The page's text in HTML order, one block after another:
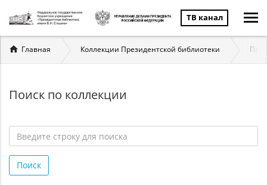
ТВ канал
Вы
здесь
Главная Коллекции Президентской библиотеки
Поиск по коллекции
строку
для
Поиск